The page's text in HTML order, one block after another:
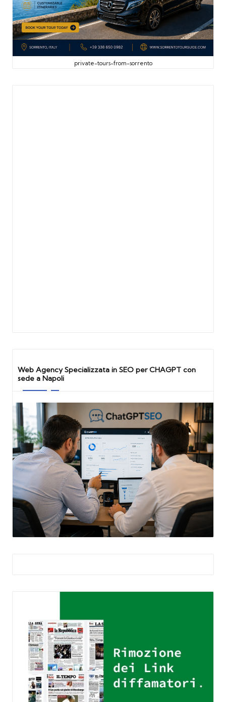
private-tours-from-sorrento
Web Agency Specializzata in SEO per CHAGPT con
sede a Napoli